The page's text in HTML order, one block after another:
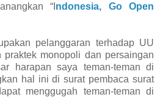
“I ndonesia, Go Open
pelanggaran terhadap UU
praktek monopoli dan persaingan
harapan saya teman-teman di
hal ini di surat pembaca surat
menggugah teman-teman di